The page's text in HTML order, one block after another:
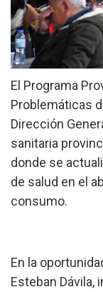
»
Judiciales
»
Política
El Programa
Problemáticas
Dirección
sanitaria
donde se
de salud en el
consumo.
En la
Esteban Dávila,